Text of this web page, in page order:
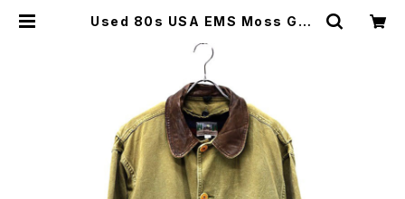
Used 80s USA EMS Moss Gre
Jacket Size L 古着 | ear vintag
e&culture store